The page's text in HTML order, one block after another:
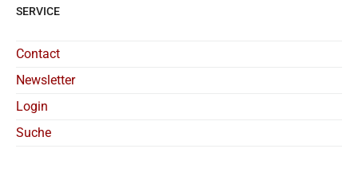
SERVICE
Contact
Newsletter
Login
Suche